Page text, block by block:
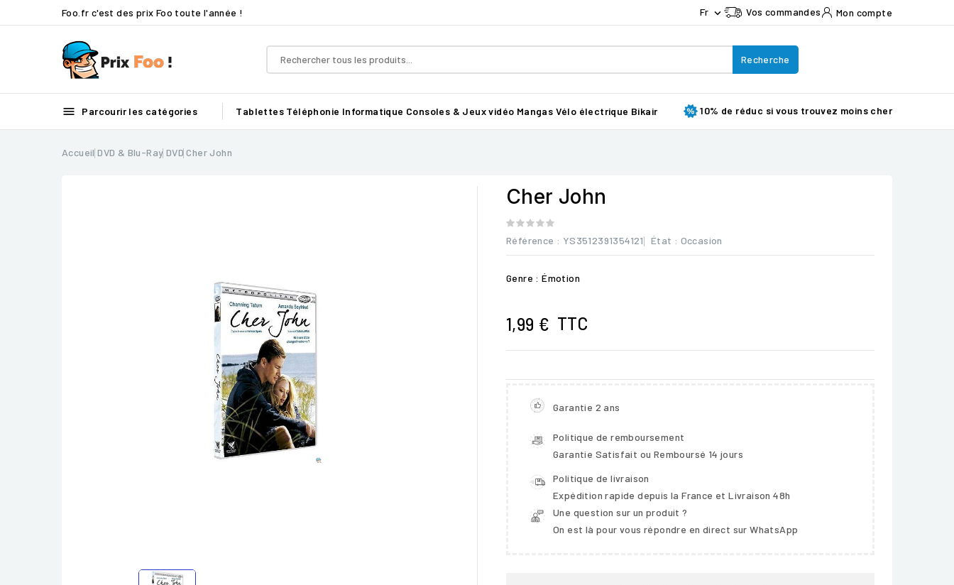
Foo.fr c'est des prix Foo toute l'année ! Fr  Vos commandes Mon compte
Recherche
 Parcourir les catégories Tablettes Téléphonie Informatique Consoles & Jeux vidéo Mangas Vélo électrique Bikair 10% de réduc si vous trouvez moins cher
Accueil DVD & Blu-Ray DVD Cher John
Cher John
Référence : YS3512391354121 État : Occasion
Genre : Émotion
1,99 € TTC
Garantie 2 ans
Politique de remboursement
Garantie Satisfait ou Remboursé 14 jours
Politique de livraison
Expédition rapide depuis la France et Livraison 48h
Une question sur un produit ?
On est là pour vous répondre en direct sur WhatsApp